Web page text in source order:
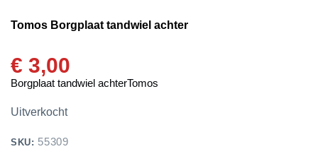
Tomos Borgplaat tandwiel achter
€ 3,00
Borgplaat tandwiel achterTomos
Uitverkocht
SKU: 55309